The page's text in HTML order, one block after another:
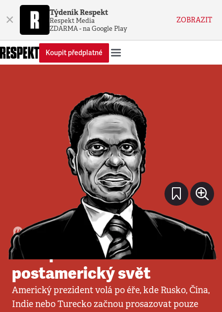
× Týdeník Respekt
Respekt Media
ZDARMA - na Google Play
ZOBRAZIT
Koupit předplatné
Komentář 23. 9. 2017•5minut
Trump velebí
postamerický svět
Americký prezident volá po éře, kde Rusko, Čína,
Indie nebo Turecko začnou prosazovat pouze